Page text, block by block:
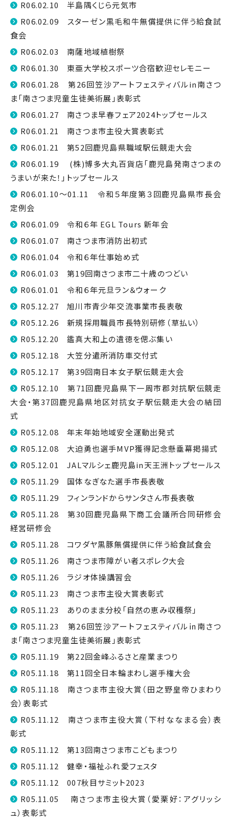
R06.02.10 半島隅くじら元気市
R06.02.09 スターゼン黒毛和牛無償提供に伴う給食試
食会
R06.02.03 南薩地域植樹祭
R06.01.30 東亜大学校スポーツ合宿歓迎セレモニー
R06.01.28 第26回笠沙アートフェスティバルin南さつ
ま「南さつま児童生徒美術展」表彰式
R06.01.27 南さつま早春フェア2024トップセールス
R06.01.21 南さつま市主役大賞表彰式
R06.01.21 第52回鹿児島県職域駅伝競走大会
R06.01.19 (株)博多大丸百貨店「鹿児島発南さつまの
うまいが来た！」トップセールス
R06.01.10～01.11 令和５年度第３回鹿児島県市長会
定例会
R06.01.09 令和６年 EGL Tours 新年会
R06.01.07 南さつま市消防出初式
R06.01.04 令和６年仕事始め式
R06.01.03 第19回南さつま市二十歳のつどい
R06.01.01 令和６年元旦ラン＆ウォーク
R05.12.27 旭川市青少年交流事業市長表敬
R05.12.26 新規採用職員市長特別研修（草払い）
R05.12.20 鑑真大和上の遺徳を偲ぶ集い
R05.12.18 大笠分遣所消防車交付式
R05.12.17 第39回南日本女子駅伝競走大会
R05.12.10 第71回鹿児島県下一周市郡対抗駅伝競走
大会・第37回鹿児島県地区対抗女子駅伝競走大会の結団
式
R05.12.08 年末年始地域安全運動出発式
R05.12.08 大迫勇也選手MVP獲得記念懸垂幕掲揚式
R05.12.01 JALマルシェ鹿児島in天王洲トップセールス
R05.11.29 国体なぎなた選手市長表敬
R05.11.29 フィンランドからサンタさん市長表敬
R05.11.28 第30回鹿児島県下商工会議所合同研修会
経営研修会
R05.11.28 コワダヤ黒豚無償提供に伴う給食試食会
R05.11.26 南さつま市障がい者スポレク大会
R05.11.26 ラジオ体操講習会
R05.11.23 南さつま市主役大賞表彰式
R05.11.23 ありのまま分校「自然の恵み収穫祭」
R05.11.23 第26回笠沙アートフェスティバル㏌南さつ
ま「南さつま児童生徒美術展」表彰式
R05.11.19 第22回金峰ふるさと産業まつり
R05.11.18 第11回全日本輪まわし選手権大会
R05.11.18 南さつま市主役大賞（田之野皇帝ひまわり
会）表彰式
R05.11.12 南さつま市主役大賞（下村ななまる会）表
彰式
R05.11.12 第13回南さつま市こどもまつり
R05.11.12 健幸・福祉ふれ愛フェスタ
R05.11.12 007秋目サミット2023
R05.11.05 南さつま市主役大賞（愛栗好：アグリッシ
ュ）表彰式